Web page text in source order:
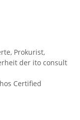
Prokurist,
der ito consult
Certified